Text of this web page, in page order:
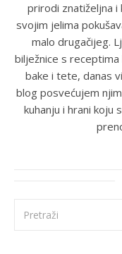
prirodi znatiželjna i
svojim jelima
malo drugačijeg.
bilježnice s
bake i tete, danas
blog posvećujem
kuhanju i hrani koju